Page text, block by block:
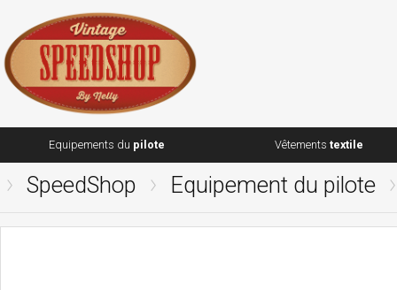
Equipements du pilote Vêtements textile
SpeedShop Equipement du pilote